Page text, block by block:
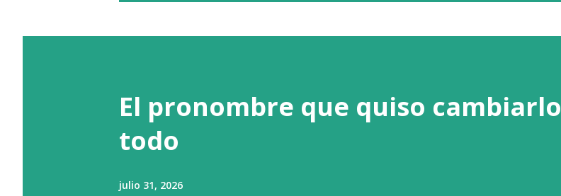
t
El pronombre que quiso cambiarlo
todo
julio 31, 2026